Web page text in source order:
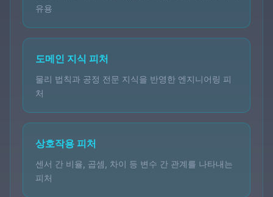
유용
도메인 지식 피처
물리 법칙과 공정 전문 지식을 반영한 엔지니어링 피
처
상호작용 피처
센서 간 비율, 곱셈, 차이 등 변수 간 관계를 나타내는
피처